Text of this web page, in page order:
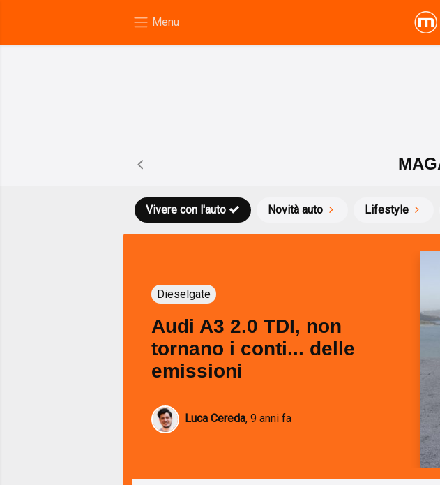
Novità auto
Vivere con l'auto Lifestyle
Dieselgate
Audi A3 2.0 TDI, non
tornano i conti... delle
emissioni
Luca Cereda, 9 anni fa